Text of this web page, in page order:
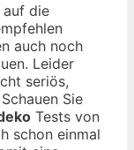
auf die
auch noch
Leider
seriös,
Sie
Tests von
schon einmal